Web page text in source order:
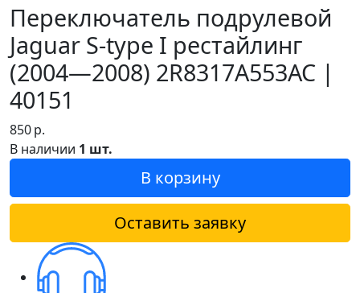
Переключатель подрулевой
Jaguar S-type I рестайлинг
(2004—2008) 2R8317A553AC |
40151
850р.
В наличии 1 шт.
В корзину
Оставить заявку